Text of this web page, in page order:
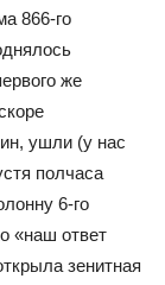
866-го
же
ушли (у нас
полчаса
6-го
«наш ответ
зенитная